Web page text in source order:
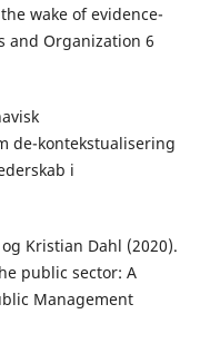
wake of evidence-
and Organization 6
de-kontekstualisering
i
Kristian Dahl (2020).
public sector: A
Management